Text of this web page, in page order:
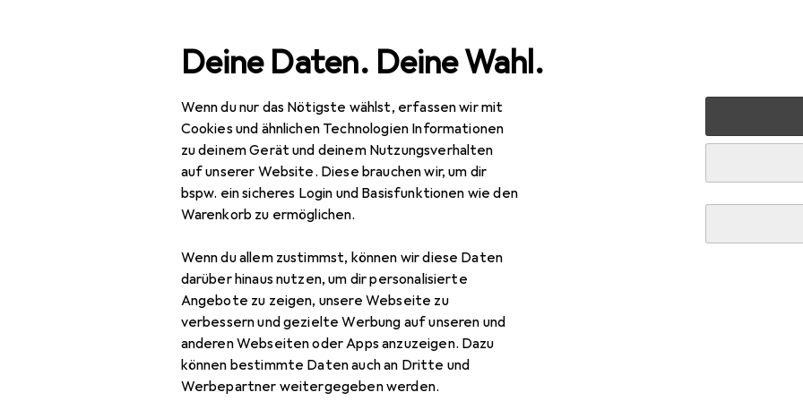
Deine Daten. Deine Wahl.
Wenn du nur das Nötigste wählst, erfassen wir mit
Cookies und ähnlichen Technologien Informationen
zu deinem Gerät und deinem Nutzungsverhalten
auf unserer Website. Diese brauchen wir, um dir
bspw. ein sicheres Login und Basisfunktionen wie den
Warenkorb zu ermöglichen.
Wenn du allem zustimmst, können wir diese Daten
darüber hinaus nutzen, um dir personalisierte
Angebote zu zeigen, unsere Webseite zu
verbessern und gezielte Werbung auf unseren und
anderen Webseiten oder Apps anzuzeigen. Dazu
können bestimmte Daten auch an Dritte und
Werbepartner weitergegeben werden.
Navigation nach KategorienIT + Multimedia Smartphones + Tablets Smartphone Zubehör